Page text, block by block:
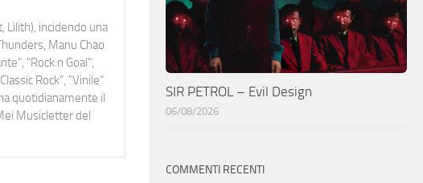
Lilith), incidendo una
Manu Chao
"Rock n Goal",
Rock”, "Vinile"
quotidianamente il
Musicletter del
SIR PETROL – Evil Design
06/08/2026
COMMENTI RECENTI